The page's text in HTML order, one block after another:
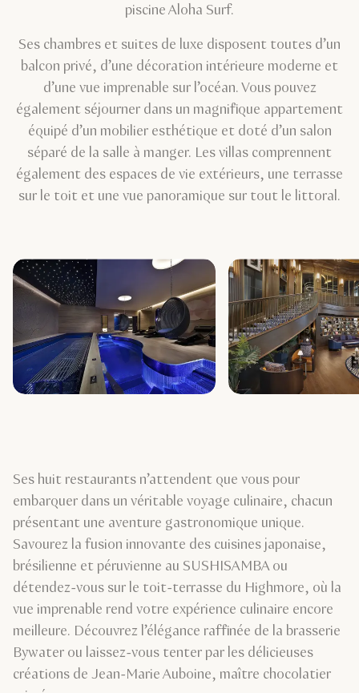
piscine Aloha Surf.
Ses chambres et suites de luxe disposent toutes d’un
balcon privé, d’une décoration intérieure moderne et
d’une vue imprenable sur l’océan. Vous pouvez
également séjourner dans un magnifique appartement
équipé d’un mobilier esthétique et doté d’un salon
séparé de la salle à manger. Les villas comprennent
également des espaces de vie extérieurs, une terrasse
sur le toit et une vue panoramique sur tout le littoral.
Ses huit restaurants n’attendent que vous pour
embarquer dans un véritable voyage culinaire, chacun
présentant une aventure gastronomique unique.
Savourez la fusion innovante des cuisines japonaise,
brésilienne et péruvienne au SUSHISAMBA ou
détendez-vous sur le toit-terrasse du Highmore, où la
vue imprenable rend votre expérience culinaire encore
meilleure. Découvrez l’élégance raffinée de la brasserie
Bywater ou laissez-vous tenter par les délicieuses
créations de Jean-Marie Auboine, maître chocolatier